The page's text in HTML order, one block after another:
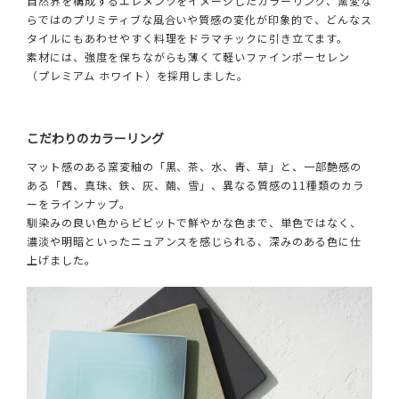
らではのプリミティブな風合いや質感の変化が印象的で、どんなス
タイルにもあわせやすく料理をドラマチックに引き立てます。
素材には、強度を保ちながらも薄くて軽いファインポーセレン
（プレミアム ホワイト）を採用しました。
こだわりのカラーリング
マット感のある窯変釉の「黒、茶、水、青、草」と、一部艶感の
ある「茜、真珠、鉄、灰、繭、雪」、異なる質感の11種類のカラ
ーをラインナップ。
馴染みの良い色からビビットで鮮やかな色まで、単色ではなく、
濃淡や明暗といったニュアンスを感じられる、深みのある色に仕
上げました。